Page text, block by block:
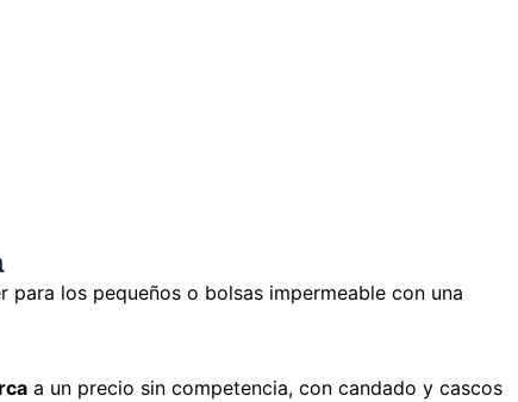
los pequeños o bolsas impermeable con una
a un precio sin competencia, con candado y cascos